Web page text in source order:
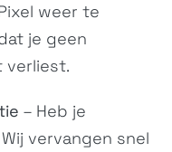
Note 15 Pro 4G
weer te
je geen
verliest.
– Heb je
vervangen snel